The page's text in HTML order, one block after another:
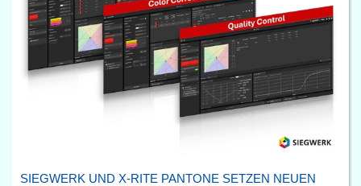
SIEGWERK UND X-RITE PANTONE SETZEN NEUEN